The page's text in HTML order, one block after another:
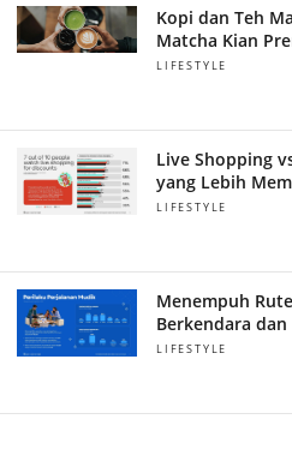
Kopi dan Teh
Matcha Kian
LIFESTYLE
Live Shopping
yang Lebih
LIFESTYLE
Menempuh
Berkendara
LIFESTYLE